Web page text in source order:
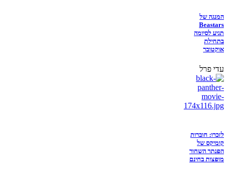
המנגה של
Beastars
תגיע לסיומה
בתחילת
אוקטובר
עדי פרל
לזכרו: חוברות
קומיקס של
הפנתר השחור
מופצות בחינם